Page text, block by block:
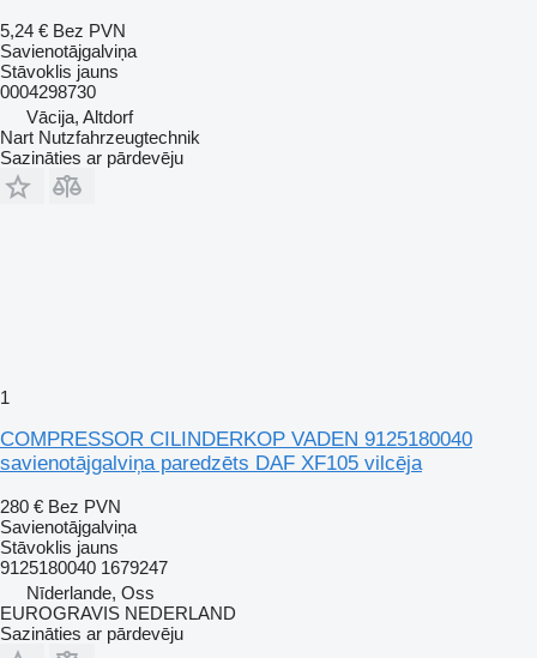
5,24 € Bez PVN
Savienotājgalviņa
Stāvoklis jauns
0004298730
Vācija, Altdorf
Nart Nutzfahrzeugtechnik
Sazināties ar pārdevēju
1
COMPRESSOR CILINDERKOP VADEN 9125180040
savienotājgalviņa paredzēts DAF XF105 vilcēja
280 € Bez PVN
Savienotājgalviņa
Stāvoklis jauns
9125180040 1679247
Nīderlande, Oss
EUROGRAVIS NEDERLAND
Sazināties ar pārdevēju